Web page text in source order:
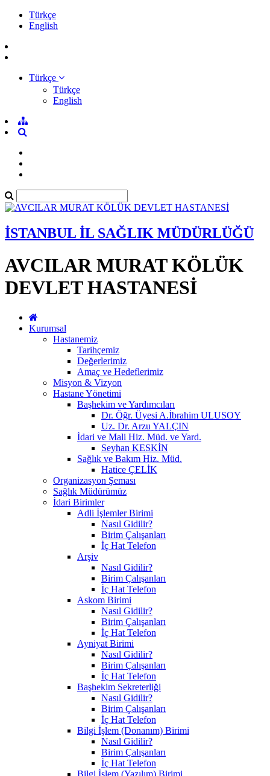
Türkçe
English
Türkçe
Türkçe
English
İSTANBUL İL SAĞLIK MÜDÜRLÜĞÜ
AVCILAR MURAT KÖLÜK
DEVLET HASTANESİ
Kurumsal
Hastanemiz
Tarihçemiz
Değerlerimiz
Amaç ve Hedeflerimiz
Misyon & Vizyon
Hastane Yönetimi
Başhekim ve Yardımcıları
Dr. Öğr. Üyesi A.İbrahim ULUSOY
Uz. Dr. Arzu YALÇIN
İdari ve Mali Hiz. Müd. ve Yard.
Seyhan KESKİN
Sağlık ve Bakım Hiz. Müd.
Hatice ÇELİK
Organizasyon Şeması
Sağlık Müdürümüz
İdari Birimler
Adli İşlemler Birimi
Nasıl Gidilir?
Birim Çalışanları
İç Hat Telefon
Arşiv
Nasıl Gidilir?
Birim Çalışanları
İç Hat Telefon
Askom Birimi
Nasıl Gidilir?
Birim Çalışanları
İç Hat Telefon
Ayniyat Birimi
Nasıl Gidilir?
Birim Çalışanları
İç Hat Telefon
Başhekim Sekreterliği
Nasıl Gidilir?
Birim Çalışanları
İç Hat Telefon
Bilgi İşlem (Donanım) Birimi
Nasıl Gidilir?
Birim Çalışanları
İç Hat Telefon
Bilgi İşlem (Yazılım) Birimi